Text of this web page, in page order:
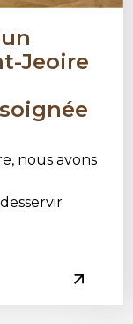
Jeoire
nous avons